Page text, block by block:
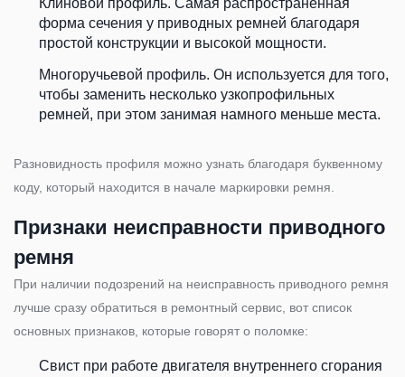
Клиновой профиль. Самая распространенная
форма сечения у приводных ремней благодаря
простой конструкции и высокой мощности.
Многоручьевой профиль. Он используется для того,
чтобы заменить несколько узкопрофильных
ремней, при этом занимая намного меньше места.
Разновидность профиля можно узнать благодаря буквенному
коду, который находится в начале маркировки ремня.
Признаки неисправности приводного
ремня
При наличии подозрений на неисправность приводного ремня
лучше сразу обратиться в ремонтный сервис, вот список
основных признаков, которые говорят о поломке:
Свист при работе двигателя внутреннего сгорания